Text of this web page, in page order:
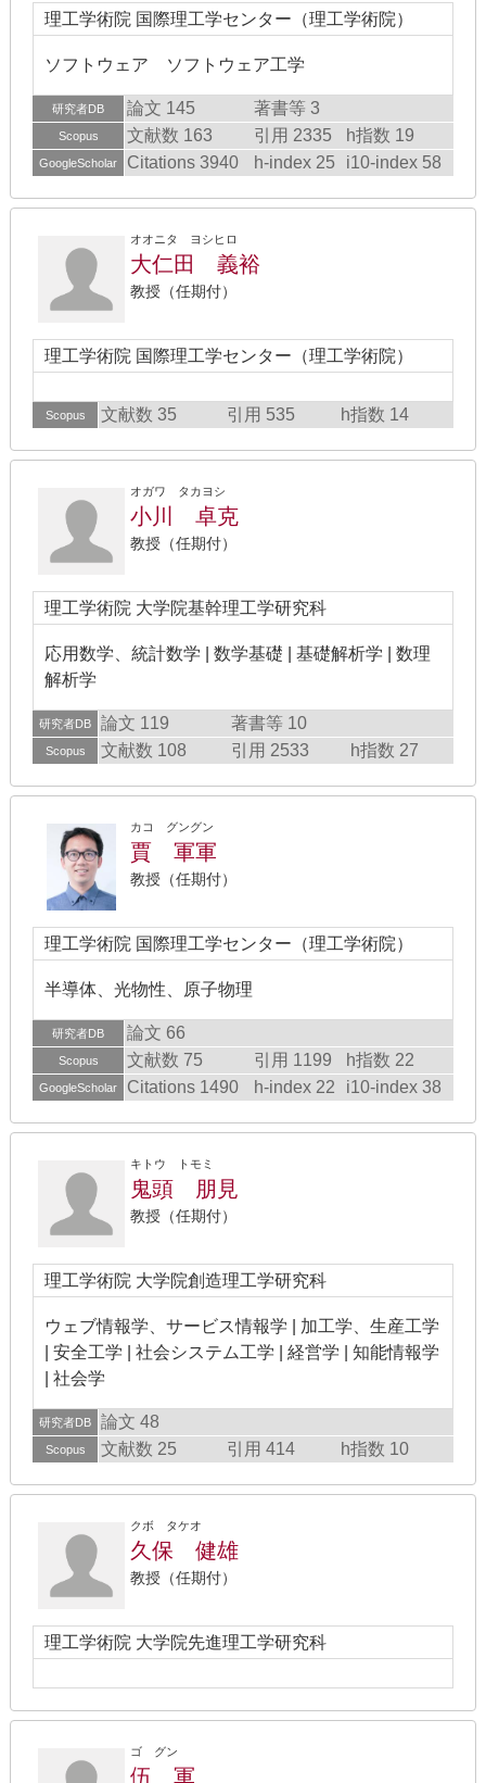
理工学術院 国際理工学センター（理工学術院）
ソフトウェア ソフトウェア工学
研究者DB 論文 145 著書等 3
Scopus 文献数 163 引用 2335 h指数 19
GoogleScholar Citations 3940 h-index 25 i10-index 58
オオニタ ヨシヒロ
大仁田 義裕
教授（任期付）
理工学術院 国際理工学センター（理工学術院）
Scopus 文献数 35 引用 535 h指数 14
オガワ タカヨシ
小川 卓克
教授（任期付）
理工学術院 大学院基幹理工学研究科
応用数学、統計数学 | 数学基礎 | 基礎解析学 | 数理
解析学
研究者DB 論文 119 著書等 10
Scopus 文献数 108 引用 2533 h指数 27
カコ グングン
賈 軍軍
教授（任期付）
理工学術院 国際理工学センター（理工学術院）
半導体、光物性、原子物理
研究者DB 論文 66
Scopus 文献数 75 引用 1199 h指数 22
GoogleScholar Citations 1490 h-index 22 i10-index 38
キトウ トモミ
鬼頭 朋見
教授（任期付）
理工学術院 大学院創造理工学研究科
ウェブ情報学、サービス情報学 | 加工学、生産工学
| 安全工学 | 社会システム工学 | 経営学 | 知能情報学
| 社会学
研究者DB 論文 48
Scopus 文献数 25 引用 414 h指数 10
クボ タケオ
久保 健雄
教授（任期付）
理工学術院 大学院先進理工学研究科
ゴ グン
伍 軍